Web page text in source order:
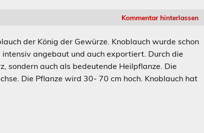
Kommentar hinterlassen
der König der Gewürze. Knoblauch wurde schon
angebaut und auch exportiert. Durch die
sondern auch als bedeutende Heilpflanze. Die
Die Pflanze wird 30- 70 cm hoch. Knoblauch hat